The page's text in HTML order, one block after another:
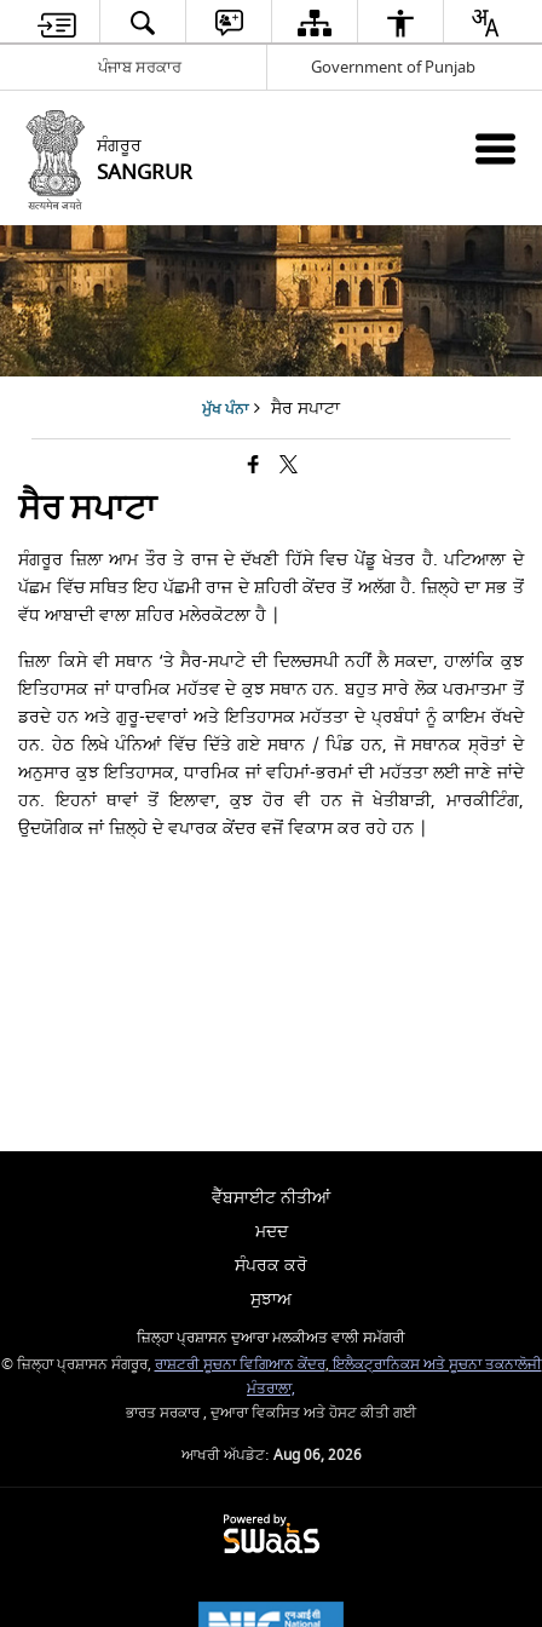
ਪੰਜਾਬ ਸਰਕਾਰ Government of Punjab
ਸੰਗਰੂਰ
SANGRUR
ਮੁੱਖ ਪੰਨਾ ਸੈਰ ਸਪਾਟਾ
ਸੈਰ ਸਪਾਟਾ
ਸੰਗਰੂਰ ਜ਼ਿਲਾ ਆਮ ਤੌਰ ਤੇ ਰਾਜ ਦੇ ਦੱਖਣੀ ਹਿੱਸੇ ਵਿਚ ਪੇਂਡੂ ਖੇਤਰ ਹੈ. ਪਟਿਆਲਾ ਦੇ
ਪੱਛਮ ਵਿੱਚ ਸਥਿਤ ਇਹ ਪੱਛਮੀ ਰਾਜ ਦੇ ਸ਼ਹਿਰੀ ਕੇਂਦਰ ਤੋਂ ਅਲੱਗ ਹੈ. ਜ਼ਿਲ੍ਹੇ ਦਾ ਸਭ ਤੋਂ
ਵੱਧ ਆਬਾਦੀ ਵਾਲਾ ਸ਼ਹਿਰ ਮਲੇਰਕੋਟਲਾ ਹੈ |
ਜ਼ਿਲਾ ਕਿਸੇ ਵੀ ਸਥਾਨ ‘ਤੇ ਸੈਰ-ਸਪਾਟੇ ਦੀ ਦਿਲਚਸਪੀ ਨਹੀਂ ਲੈ ਸਕਦਾ, ਹਾਲਾਂਕਿ ਕੁਝ
ਇਤਿਹਾਸਕ ਜਾਂ ਧਾਰਮਿਕ ਮਹੱਤਵ ਦੇ ਕੁਝ ਸਥਾਨ ਹਨ. ਬਹੁਤ ਸਾਰੇ ਲੋਕ ਪਰਮਾਤਮਾ ਤੋਂ
ਡਰਦੇ ਹਨ ਅਤੇ ਗੁਰੂ-ਦਵਾਰਾਂ ਅਤੇ ਇਤਿਹਾਸਕ ਮਹੱਤਤਾ ਦੇ ਪ੍ਰਬੰਧਾਂ ਨੂੰ ਕਾਇਮ ਰੱਖਦੇ
ਹਨ. ਹੇਠ ਲਿਖੇ ਪੰਨਿਆਂ ਵਿੱਚ ਦਿੱਤੇ ਗਏ ਸਥਾਨ / ਪਿੰਡ ਹਨ, ਜੋ ਸਥਾਨਕ ਸ੍ਰੋਤਾਂ ਦੇ
ਅਨੁਸਾਰ ਕੁਝ ਇਤਿਹਾਸਕ, ਧਾਰਮਿਕ ਜਾਂ ਵਹਿਮਾਂ-ਭਰਮਾਂ ਦੀ ਮਹੱਤਤਾ ਲਈ ਜਾਣੇ ਜਾਂਦੇ
ਹਨ. ਇਹਨਾਂ ਥਾਵਾਂ ਤੋਂ ਇਲਾਵਾ, ਕੁਝ ਹੋਰ ਵੀ ਹਨ ਜੋ ਖੇਤੀਬਾੜੀ, ਮਾਰਕੀਟਿੰਗ,
ਉਦਯੋਗਿਕ ਜਾਂ ਜ਼ਿਲ੍ਹੇ ਦੇ ਵਪਾਰਕ ਕੇਂਦਰ ਵਜੋਂ ਵਿਕਾਸ ਕਰ ਰਹੇ ਹਨ |
ਵੈੱਬਸਾਈਟ ਨੀਤੀਆਂ
ਮਦਦ
ਸੰਪਰਕ ਕਰੋ
ਸੁਝਾਅ
ਜ਼ਿਲ੍ਹਾ ਪ੍ਰਸ਼ਾਸਨ ਦੁਆਰਾ ਮਲਕੀਅਤ ਵਾਲੀ ਸਮੱਗਰੀ
© ਜ਼ਿਲ੍ਹਾ ਪ੍ਰਸ਼ਾਸਨ ਸੰਗਰੂਰ, ਰਾਸ਼ਟਰੀ ਸੂਚਨਾ ਵਿਗਿਆਨ ਕੇਂਦਰ,ਇਲੈਕਟ੍ਰਾਨਿਕਸ ਅਤੇ ਸੂਚਨਾ ਤਕਨਾਲੋਜੀ
ਮੰਤਰਾਲਾ,
ਭਾਰਤ ਸਰਕਾਰ , ਦੁਆਰਾ ਵਿਕਸਿਤ ਅਤੇ ਹੋਸਟ ਕੀਤੀ ਗਈ
ਆਖਰੀ ਅੱਪਡੇਟ: Aug 06, 2026